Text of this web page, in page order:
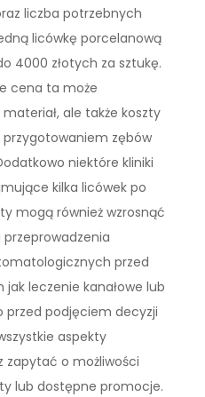
liczba potrzebnych
licówkę porcelanową
4000 złotych za sztukę.
cena ta może
ale także koszty
zębów
niektóre kliniki
kilka licówek po
mogą również wzrosnąć
przed
jak leczenie kanałowe lub
przed podjęciem decyzji
aspekty
zapytać o możliwości
lub dostępne promocje.